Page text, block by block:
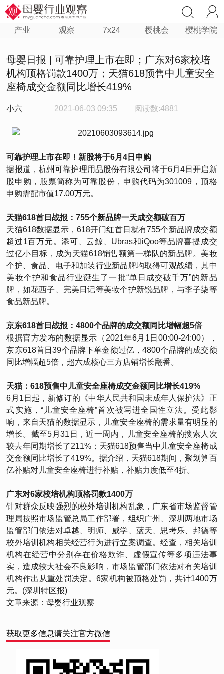
产业 观察 7x24 樱桃会 樱桃学院
母婴日报 | 可靠护理上市在即；广东对6家校培
机构顶格罚款1400万；天猫618预售中儿童安全
座椅成交金额同比增长419%
小六 2021-06-03 09:35 阅读数:4881
可靠护理上市在即！新股将于6月4日申购
据报道，杭州可靠护理用品股份有限公司将于6月4日开启新
股申购，股票简称为可靠股份，申购代码为301009，顶格
申购需配市值17.00万元。
天猫618首日战报：755个新品牌一天成交额破百万
天猫618数据显示，618开门红首日就有755个新品牌成交额
超过1百万元。添可、云鲸、Ubras和iQoo等品牌喜提成交
过亿小目标，成为天猫618销售额第一梯队的新品牌。美妆
个护、食品、电子和加装行业新品牌均取得可观战绩，其中
美妆个护和食品行业诞生了一批“单日成交破千万”的新品
牌，如花西子、完美日记等美妆个护新锐品牌，与李子柒等
食品新品牌。
京东618首日战报：4800个品牌的成交额同比增幅超5倍
根据官方发布的数据显示（2021年6月1日00:00-24:00），
京东618首日39个品牌下单金额过亿，4800个品牌的成交额
同比增幅超5倍，超六成核心三方店铺增长翻番。
天猫：618预售中儿童安全座椅成交金额同比增长419%
6月1日起，新修订的《中华人民共和国未成年人保护法》正
式实施，“儿童安全座椅”首次被写进全国性立法。受此影
响，来自天猫的数据显示，儿童安全座椅的需求量有明显的
增长。截至5月31日，近一周内，儿童安全座椅的搜索人次
较去年同期增长了211%；天猫618预售当中儿童安全座椅成
交金额同比增长了419%。据介绍，天猫618期间，聚划算百
亿补贴对儿童安全座椅进行补贴，补贴力度低至4折。
广东对6家校培机构顶格罚款1400万
针对群众反映强烈的校外培训机构乱象，广东省市场监督管
理局按照市场监管总局工作部署，组织广州、深圳两地市场
监管部门依法对卓越、明师、威学、蓝天、思考乐、邦德等
校外培训机构相关经营行为进行立案调查。经查，相关培训
机构在经营中分别存在价格欺诈、虚假宣传等多项违法事
实，造成较大社会不良影响，市场监管部门依法对有关培训
机构作出从重处罚决定。6家机构被顶格处罚，共计1400万
元。(深圳特区报)
文章来源：母婴行业观察
获取更多信息请关注官方微信